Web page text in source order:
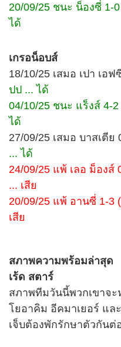
20/09/25 ชนะ น็องซี่ 1-
ได้
เกรอน็อบส์
18/10/25 เสมอ เปา เอ
ปป ... ได้
04/10/25 ชนะ แร็งส์ 4-
ได้
27/09/25 เสมอ บาสเตีย
... ได้
24/09/25 แพ้ เลอ ม็องส์
... เสีย
20/09/25 แพ้ อานซี่ 1-3
เสีย
สภาพความพร้อมล่าสุด
เร้ด สตาร์
สภาพทีมวันนี้พวกเขาจ
โยอาคิม อีคมาเยอร์ แล
เจ็บต้องพักรักษาตัวกันต่